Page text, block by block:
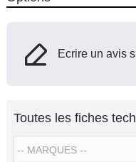
Ecrire un avis
Toutes les fiches